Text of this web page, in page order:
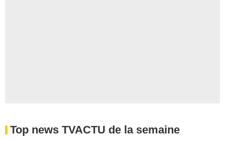
Top news TVACTU de la semaine